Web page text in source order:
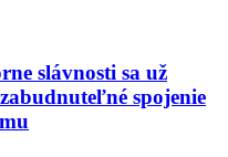
slávnosti sa už
spojenie